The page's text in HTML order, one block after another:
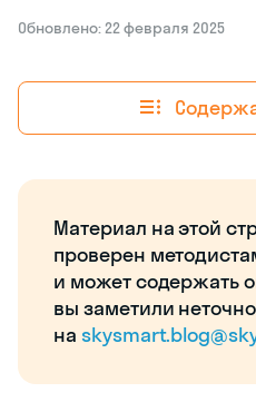
Обновлено: 22 февраля 2025
Материал на этой
проверен
и может содержать
вы заметили
на